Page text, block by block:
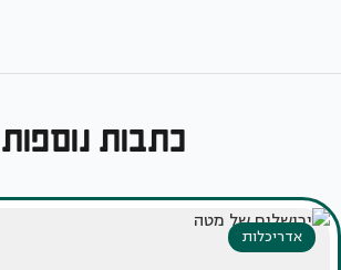
כתבות נוספות
אדריכלות